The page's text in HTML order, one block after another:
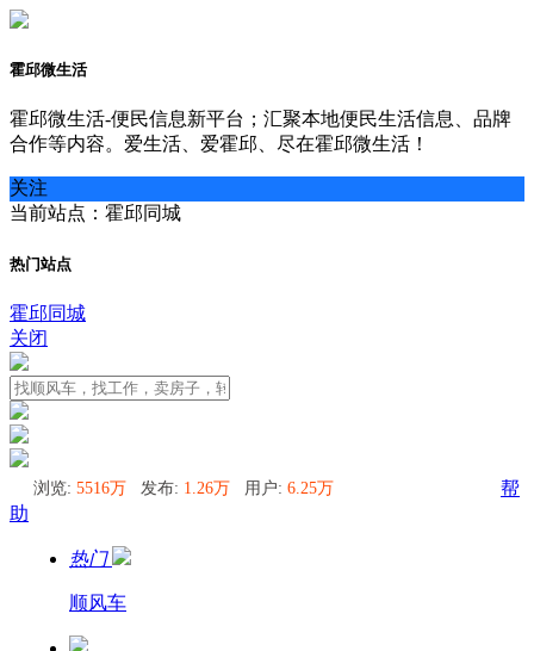
霍邱微生活
霍邱微生活-便民信息新平台；汇聚本地便民生活信息、品牌
合作等内容。爱生活、爱霍邱、尽在霍邱微生活！
关注
当前站点：霍邱同城
热门站点
霍邱同城
关闭
浏览: 5516万 发布: 1.26万 用户: 6.25万
帮
助
热门
顺风车